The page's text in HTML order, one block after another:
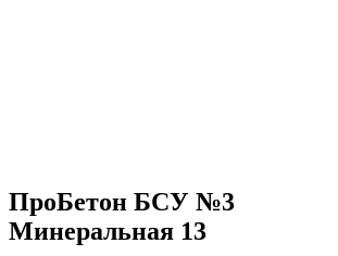
ПроБетон БСУ №3
Минеральная 13